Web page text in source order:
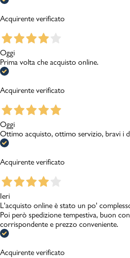
Acquirente verificato
Oggi
Prima volta che acquisto online.
Acquirente verificato
Oggi
Ottimo acquisto, ottimo servizio, bravi i
Acquirente verificato
Ieri
L'acquisto online è stato un po'
Poi però spedizione tempestiva, buon
corrispondente e prezzo conveniente.
Acquirente verificato